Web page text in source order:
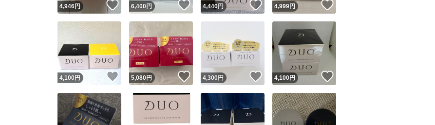
4,946円 いいね！
6,400円 いいね！
4,440円 いいね！
4,999円
4,100 円 いいね！
5,080円 いいね！
4,300円 いいね！
4,100円